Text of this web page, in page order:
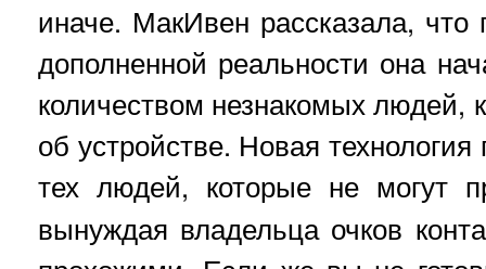
иначе. МакИвен рассказала, что
дополненной реальности она
количеством незнакомых людей,
об устройстве. Новая
тех людей, которые не могут
вынуждая владельца очков